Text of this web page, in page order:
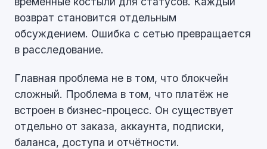
возврат становится отдельным
обсуждением. Ошибка с сетью превращается
в расследование.
Главная проблема не в том, что блокчейн
сложный. Проблема в том, что платёж не
встроен в бизнес-процесс. Он существует
отдельно от заказа, аккаунта, подписки,
баланса, доступа и отчётности.